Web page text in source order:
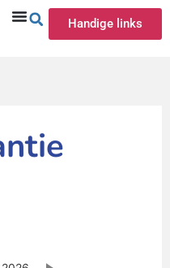
Handige links